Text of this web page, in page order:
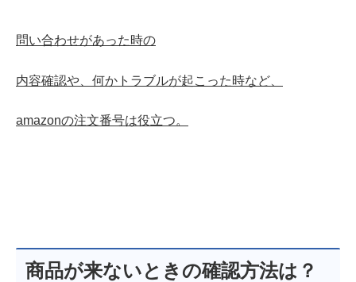
問い合わせがあった時の
内容確認や、何かトラブルが起こった時など、
amazonの注文番号は役立つ。
商品が来ないときの確認方法は？